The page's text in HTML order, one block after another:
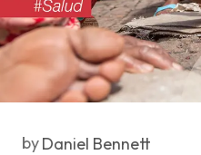
byDaniel Bennett